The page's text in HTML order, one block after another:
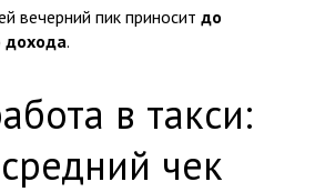
вечерний пик приносит до
дохода.
в такси:
чек